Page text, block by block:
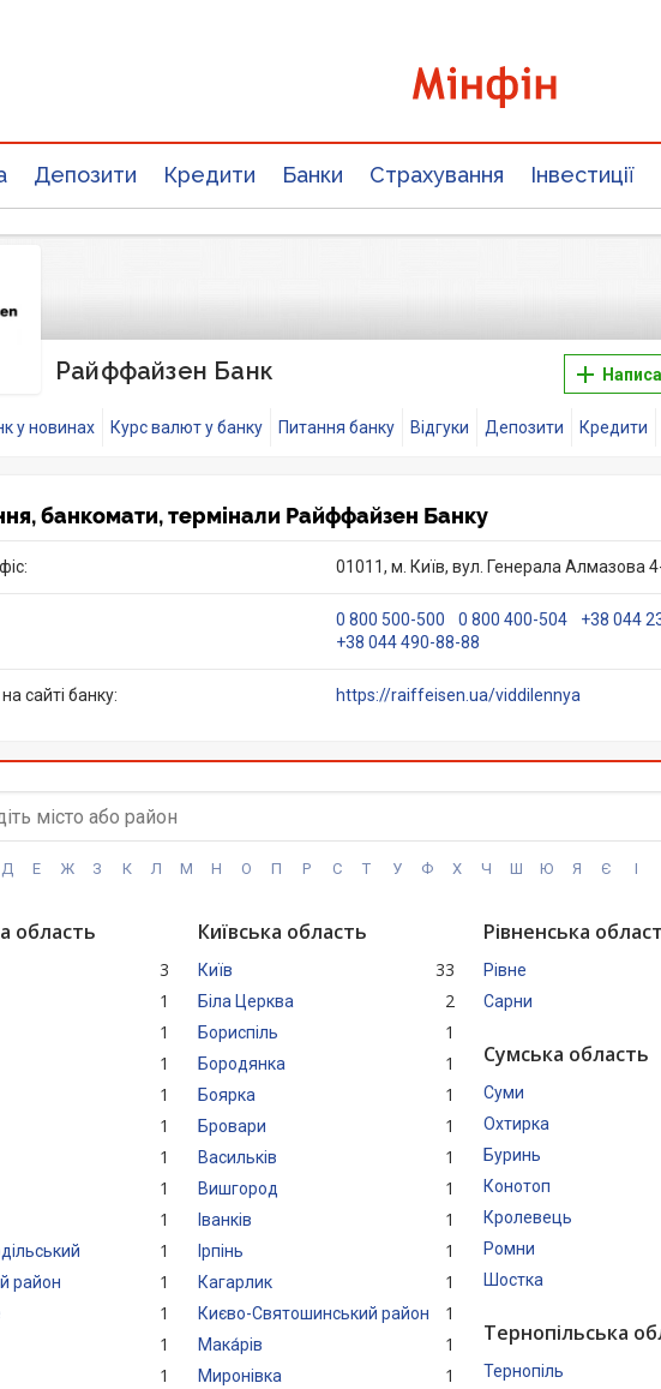
Депозити Кредити Банки Страхування Інвестиції
Райффайзен Банк
у новинах Курс валют у банку Питання банку Відгуки Депозити Кредити
банкомати, термінали Райффайзен Банку
01011, м. Київ, вул. Генерала Алмазова
0 800 500-500 0 800 400-504
+38 044
+38 044 490-88-88
сайті банку: https://raiffeisen.ua/viddilennya
Д Е Ж З К Л М Н О П Р С Т У Ф Х Ч Ш Ю Я Є І
область
3
1
1
1
1
1
1
1
1
1
район 1
1
1
1
Київська область
Київ 33
Біла Церква 2
Бориспіль 1
Бородянка 1
Боярка 1
Бровари 1
Васильків 1
Вишгород 1
Іванків 1
Ірпінь 1
Кагарлик 1
Києво-Святошинський район 1
Мака́рів 1
Миронівка 1
Рівненська
Рівне
Сарни
Сумська область
Суми
Охтирка
Буринь
Конотоп
Кролевець
Ромни
Шостка
Тернопільська
Тернопіль